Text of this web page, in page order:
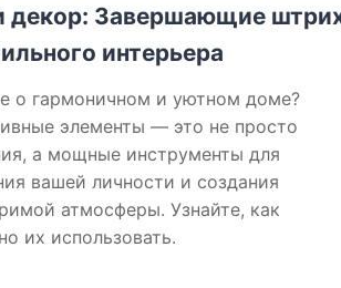
декор: Завершающие
интерьера
о гармоничном и уютном доме?
элементы — это не просто
а мощные инструменты для
вашей личности и создания
атмосферы. Узнайте, как
их использовать.